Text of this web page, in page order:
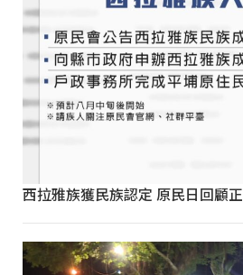
西拉雅族獲民族認定 原民日回顧